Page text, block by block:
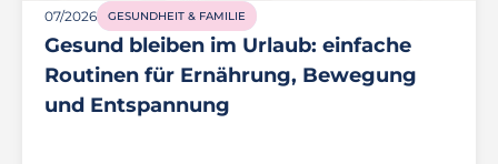
07/2026 GESUNDHEIT & FAMILIE
Gesund bleiben im Urlaub: einfache
Routinen für Ernährung, Bewegung
und Entspannung